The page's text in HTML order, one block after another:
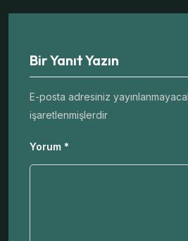
Bir Yanıt Yazın
E-posta adresiniz
işaretlenmişlerdir
Yorum *